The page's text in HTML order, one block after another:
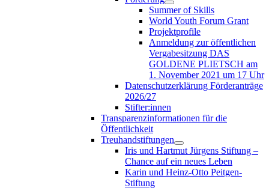
Summer of Skills
World Youth Forum Grant
Projektprofile
Anmeldung zur öffentlichen
Vergabesitzung DAS
GOLDENE PLIETSCH am
1. November 2021 um 17 Uhr
Datenschutzerklärung Förderanträge
2026/27
Stifter:innen
Transparenzinformationen für die
Öffentlichkeit
Treuhandstiftungen
Iris und Hartmut Jürgens Stiftung –
Chance auf ein neues Leben
Karin und Heinz-Otto Peitgen-
Stiftung